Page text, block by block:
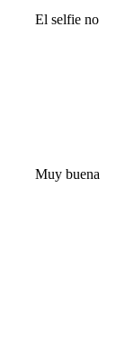
El selfie no
Muy buena